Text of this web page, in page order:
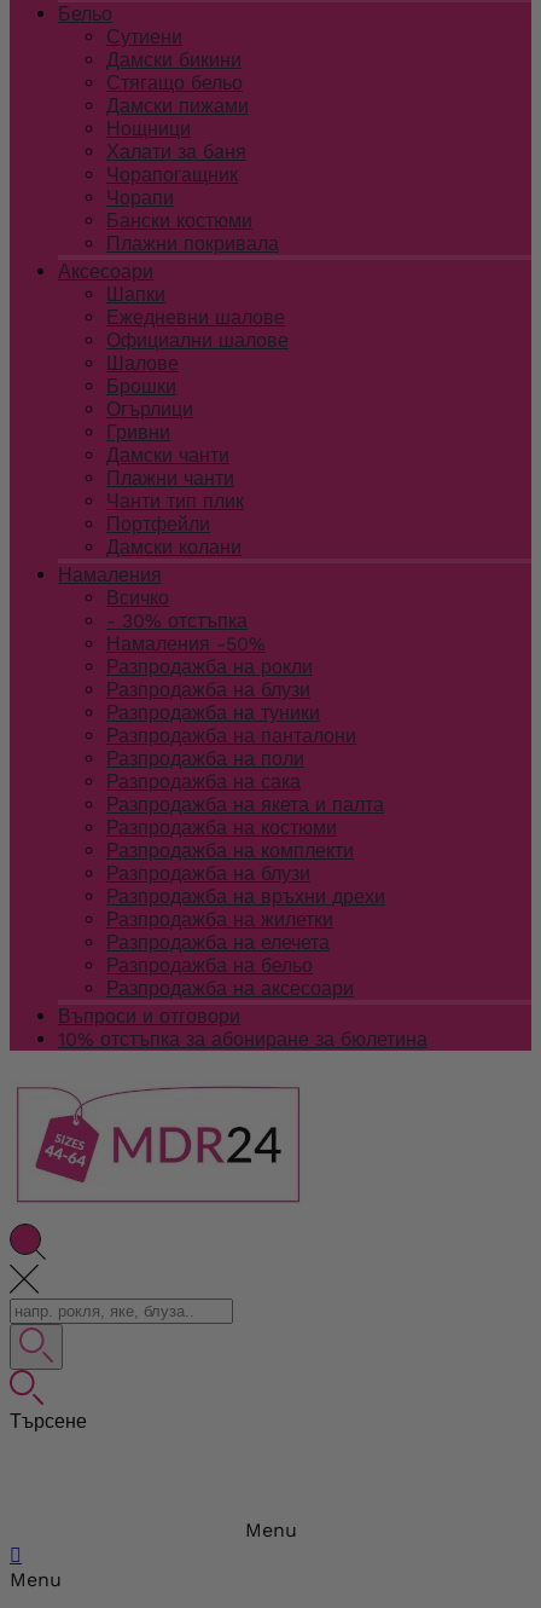
Бельо
Сутиени
Дамски бикини
Стягащо бельо
Дамски пижами
Нощници
Халати за баня
Чорапогащник
Чорапи
Бански костюми
Плажни покривала
Аксесоари
Шапки
Ежедневни шалове
Официални шалове
Шалове
Брошки
Огърлици
Гривни
Дамски чанти
Плажни чанти
Чанти тип плик
Портфейли
Дамски колани
Намаления
Всичко
- 30% отстъпка
Намаления -50%
Разпродажба на рокли
Разпродажба на блузи
Разпродажба на туники
Разпродажба на панталони
Разпродажба на поли
Разпродажба на сака
Разпродажба на якета и палта
Разпродажба на костюми
Разпродажба на комплекти
Разпродажба на блузи
Разпродажба на връхни дрехи
Разпродажба на жилетки
Разпродажба на елечета
Разпродажба на бельо
Разпродажба на аксесоари
Въпроси и отговори
10% отстъпка за абониране за бюлетина
Търсене
Menu

Menu